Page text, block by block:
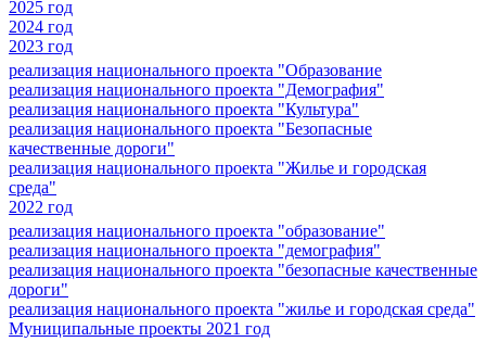
2025 год
2024 год
2023 год
реализация национального проекта "Образование
реализация национального проекта "Демография"
реализация национального проекта "Культура"
реализация национального проекта "Безопасные
качественные дороги"
реализация национального проекта "Жилье и городская
среда"
2022 год
реализация национального проекта "образование"
реализация национального проекта "демография"
реализация национального проекта "безопасные качественные
дороги"
реализация национального проекта "жилье и городская среда"
Муниципальные проекты 2021 год